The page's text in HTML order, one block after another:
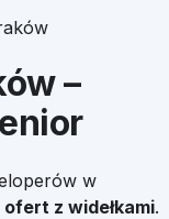
–
w
z widełkami.